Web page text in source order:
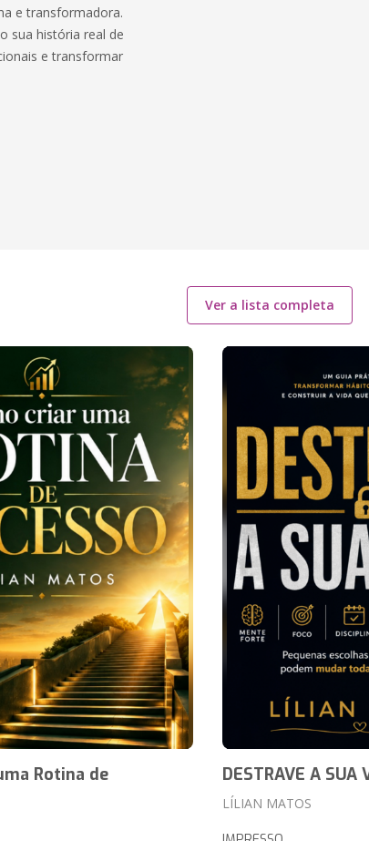
e transformadora.
sua história real de
e transformar
Ver a lista completa
Rotina de
DESTRAVE A SUA
LÍLIAN MATOS